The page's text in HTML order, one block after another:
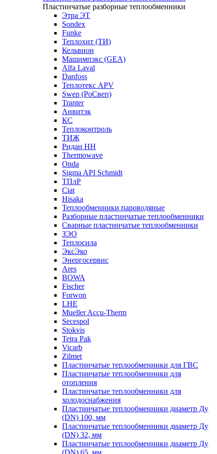
Пластинчатые разборные теплообменники
Этра ЭТ
Sondex
Funke
Теплохит (ТИ)
Кельвион
Машимпэкс (GEA)
Alfa Laval
Danfoss
Теплотекс APV
Swep (РоСвеп)
Tranter
Анвитэк
КС
Теплоконтроль
ТИЖ
Ридан НН
Thermowave
Onda
Sigma API Schmidt
ТПлР
Ciat
Hisaka
Теплообменники пароводяные
Разборные пластинчатые теплообменники
Сварные пластинчатые теплообменники
ЗЭО
Теплосила
ЭксЭко
Энергосервис
Ares
BOWA
Fischer
Forwon
LHE
Mueller Accu-Therm
Secespol
Stokvis
Tetra Pak
Vicarb
Zilmet
Пластинчатые теплообменники для ГВС
Пластинчатые теплообменники для
отопления
Пластинчатые теплообменники для
холодоснабжения
Пластинчатые теплообменники диаметр Ду
(DN) 100, мм
Пластинчатые теплообменники диаметр Ду
(DN) 32, мм
Пластинчатые теплообменники диаметр Ду
(DN) 65, мм